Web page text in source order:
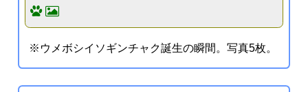
※ウメボシイソギンチャク誕生の瞬間。写真5枚。